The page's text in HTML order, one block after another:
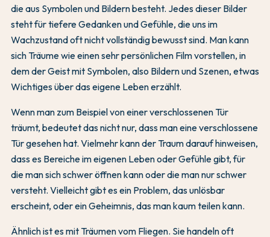
die aus Symbolen und Bildern besteht. Jedes dieser Bilder
steht für tiefere Gedanken und Gefühle, die uns im
Wachzustand oft nicht vollständig bewusst sind. Man kann
sich Träume wie einen sehr persönlichen Film vorstellen, in
dem der Geist mit Symbolen, also Bildern und Szenen, etwas
Wichtiges über das eigene Leben erzählt.
Wenn man zum Beispiel von einer verschlossenen Tür
träumt, bedeutet das nicht nur, dass man eine verschlossene
Tür gesehen hat. Vielmehr kann der Traum darauf hinweisen,
dass es Bereiche im eigenen Leben oder Gefühle gibt, für
die man sich schwer öffnen kann oder die man nur schwer
versteht. Vielleicht gibt es ein Problem, das unlösbar
erscheint, oder ein Geheimnis, das man kaum teilen kann.
Ähnlich ist es mit Träumen vom Fliegen. Sie handeln oft